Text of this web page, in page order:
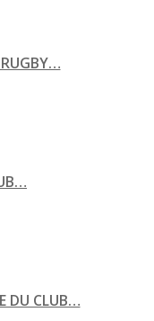
RUGBY…
DU CLUB…